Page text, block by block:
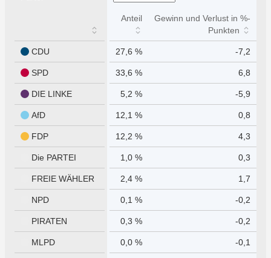
Anteil
Gewinn und Verlust in %-
Punkten
CDU 27,6 % -7,2
SPD 33,6 % 6,8
DIE LINKE 5,2 % -5,9
AfD 12,1 % 0,8
FDP 12,2 % 4,3
Die PARTEI 1,0 % 0,3
FREIE WÄHLER 2,4 % 1,7
NPD 0,1 % -0,2
PIRATEN 0,3 % -0,2
MLPD 0,0 % -0,1